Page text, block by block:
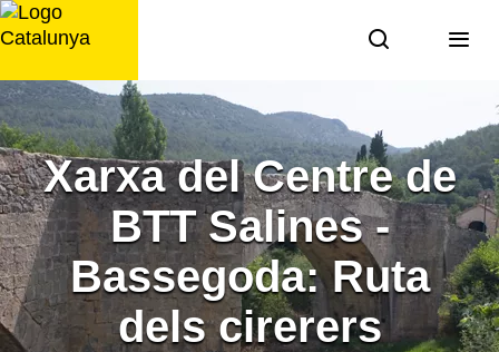
Saltar
al
Xarxa del Centre de
BTT Salines -
Bassegoda: Ruta
dels cirerers